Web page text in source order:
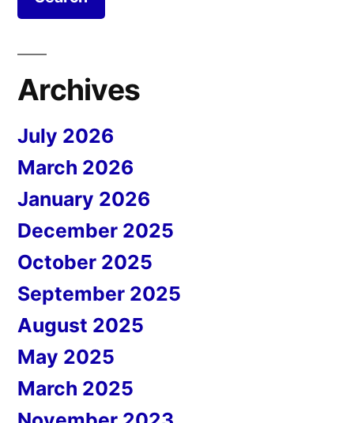
Archives
July 2026
March 2026
January 2026
December 2025
October 2025
September 2025
August 2025
May 2025
March 2025